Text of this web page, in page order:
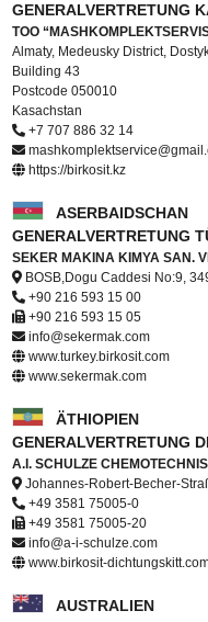
GENERALVERTRETUNG
TOO
Almaty, Medeusky District,
Building 43
Postcode 050010
Kasachstan
+7 707 886 32 14
https://birkosit.kz
ASERBAIDSCHAN
GENERALVERTRETUNG
SEKER MAKINA KIMYA SAN.
BOSB,Dogu Caddesi No:9,
+90 216 593 15 00
+90 216 593 15 05
info@sekermak.com
www.turkey.birkosit.com
www.sekermak.com
ÄTHIOPIEN
GENERALVERTRETUNG
A.I. SCHULZE
Johannes-Robert-Becher-
+49 3581 75005-0
+49 3581 75005-20
info@a-i-schulze.com
www.birkosit-
AUSTRALIEN